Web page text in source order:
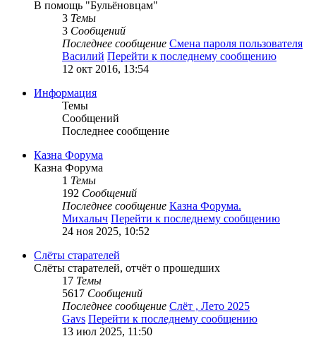
В помощь "Бульёновцам"
3 Темы
3 Сообщений
Последнее сообщение Смена пароля пользователя
Василий Перейти к последнему сообщению
12 окт 2016, 13:54
Информация
Темы
Сообщений
Последнее сообщение
Казна Форума
Казна Форума
1 Темы
192 Сообщений
Последнее сообщение Казна Форума.
Михалыч Перейти к последнему сообщению
24 ноя 2025, 10:52
Слёты старателей
Слёты старателей, отчёт о прошедших
17 Темы
5617 Сообщений
Последнее сообщение Слёт , Лето 2025
Gavs Перейти к последнему сообщению
13 июл 2025, 11:50